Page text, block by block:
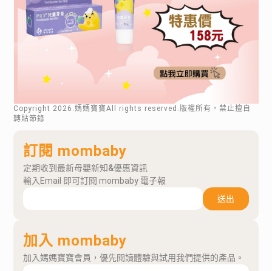
Copyright 2026 .媽媽寶寶All rights reserved.版權所有，禁止擅自
轉貼節錄
訂閱 mombaby
定期收到最新母嬰新知&優惠資訊
輸入Email 即可訂閱 mombaby 電子報
送出
加入 mombaby
加入媽媽寶寶會員，優先閱讀體驗與試用我們提供的產品。